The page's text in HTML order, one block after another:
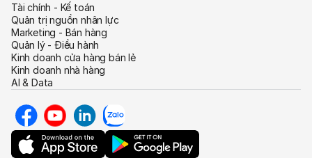
Tài chính - Kế toán
Quản trị nguồn nhân lực
Marketing - Bán hàng
Quản lý - Điều hành
Kinh doanh cửa hàng bán lẻ
Kinh doanh nhà hàng
AI & Data